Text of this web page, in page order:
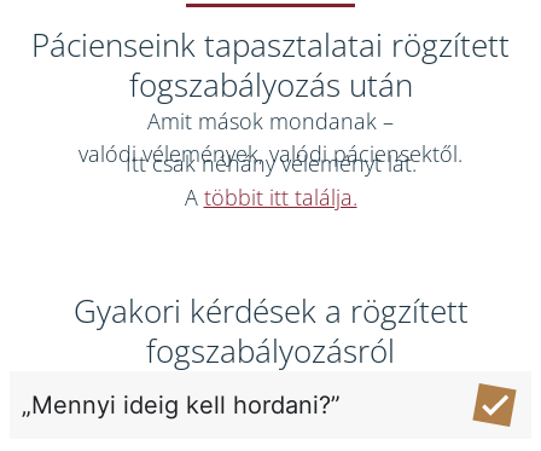
Pácienseink tapasztalatai rögzített
fogszabályozás után
Amit mások mondanak –
valódi vélemények, valódi páciensektől.
Itt csak néhány véleményt lát.
A többit itt találja.
Gyakori kérdések a rögzített
fogszabályozásról
„Mennyi ideig kell hordani?”